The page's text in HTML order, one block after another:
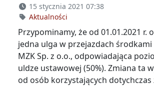
15 stycznia 2021 07:38
Aktualności
Przypominamy, że od 01.01.2021 r.
jedna ulga w przejazdach
MZK Sp. z o.o., odpowiadająca
uldze ustawowej (50%). Zmiana ta
od osób korzystających dotychczas